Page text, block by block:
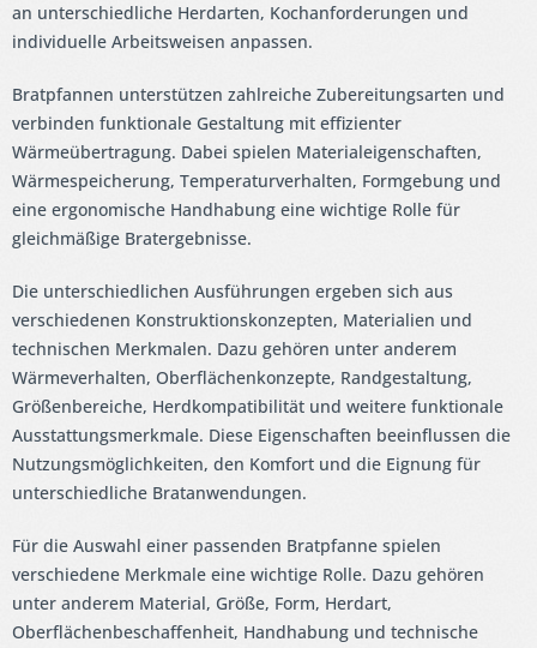
an unterschiedliche Herdarten, Kochanforderungen und
individuelle Arbeitsweisen anpassen.
Bratpfannen unterstützen zahlreiche Zubereitungsarten und
verbinden funktionale Gestaltung mit effizienter
Wärmeübertragung. Dabei spielen Materialeigenschaften,
Wärmespeicherung, Temperaturverhalten, Formgebung und
eine ergonomische Handhabung eine wichtige Rolle für
gleichmäßige Bratergebnisse.
Die unterschiedlichen Ausführungen ergeben sich aus
verschiedenen Konstruktionskonzepten, Materialien und
technischen Merkmalen. Dazu gehören unter anderem
Wärmeverhalten, Oberflächenkonzepte, Randgestaltung,
Größenbereiche, Herdkompatibilität und weitere funktionale
Ausstattungsmerkmale. Diese Eigenschaften beeinflussen die
Nutzungsmöglichkeiten, den Komfort und die Eignung für
unterschiedliche Bratanwendungen.
Für die Auswahl einer passenden Bratpfanne spielen
verschiedene Merkmale eine wichtige Rolle. Dazu gehören
unter anderem Material, Größe, Form, Herdart,
Oberflächenbeschaffenheit, Handhabung und technische